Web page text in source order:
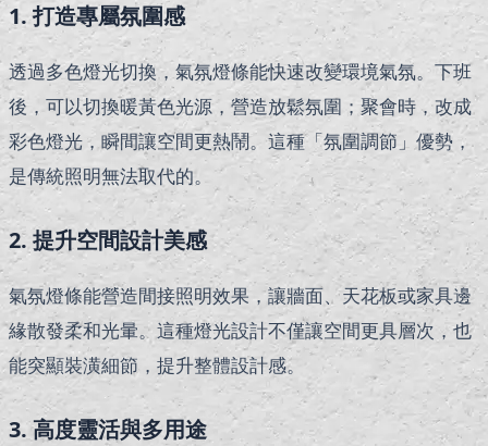
1. 打造專屬氛圍感
透過多色燈光切換，氣氛燈條能快速改變環境氣氛。下班
後，可以切換暖黃色光源，營造放鬆氛圍；聚會時，改成
彩色燈光，瞬間讓空間更熱鬧。這種「氛圍調節」優勢，
是傳統照明無法取代的。
2. 提升空間設計美感
氣氛燈條能營造間接照明效果，讓牆面、天花板或家具邊
緣散發柔和光暈。這種燈光設計不僅讓空間更具層次，也
能突顯裝潢細節，提升整體設計感。
3. 高度靈活與多用途